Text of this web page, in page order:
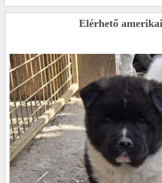
Elérhető